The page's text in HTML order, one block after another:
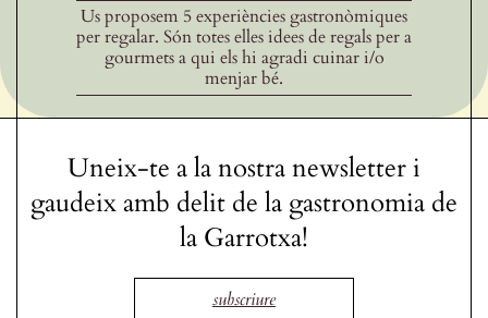
Us proposem 5 experiències gastronòmiques
per regalar. Són totes elles idees de regals per a
gourmets a qui els hi agradi cuinar i/o
menjar bé.
Uneix-te a la nostra newsletter i
gaudeix amb delit de la gastronomia de
la Garrotxa!
subscriure